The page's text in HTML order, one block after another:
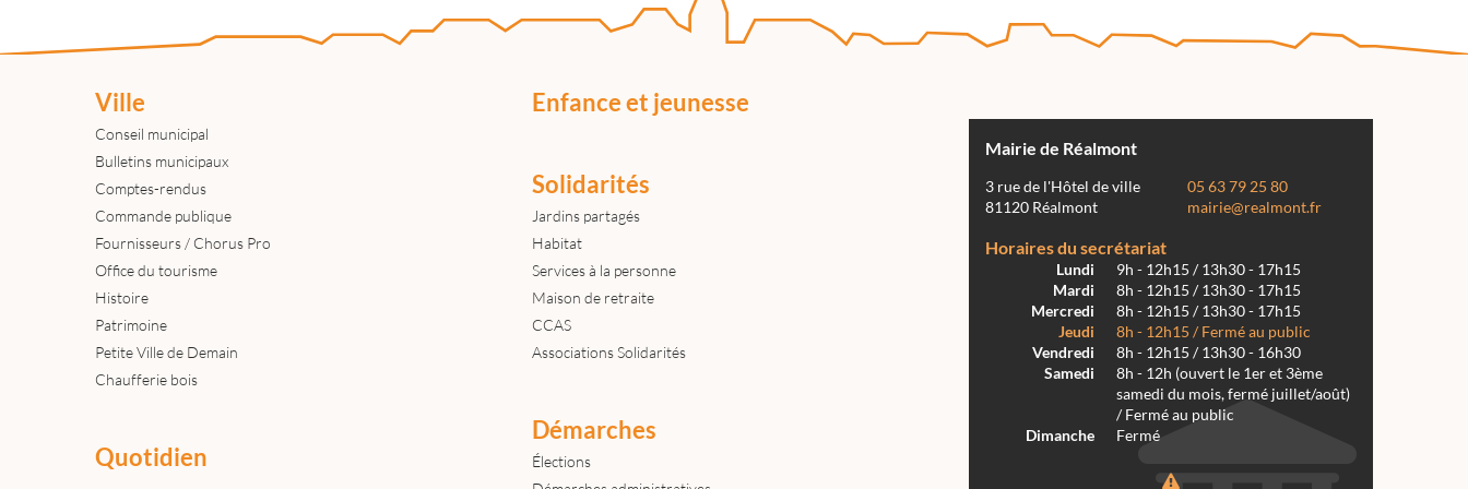
Ville
Conseil municipal
Bulletins municipaux
Comptes-rendus
Commande publique
Fournisseurs / Chorus Pro
Office du tourisme
Histoire
Patrimoine
Petite Ville de Demain
Chaufferie bois
Quotidien
Enfance et jeunesse
Solidarités
Jardins partagés
Habitat
Services à la personne
Maison de retraite
CCAS
Associations Solidarités
Démarches
Élections
Mairie de Réalmont
3 rue de l'Hôtel de ville
81120 Réalmont
05 63 79 25 80
mairie@realmont.fr
Horaires du secrétariat
Lundi
9h - 12h15 / 13h30 - 17h15
Mardi
8h - 12h15 / 13h30 - 17h15
Mercredi
8h - 12h15 / 13h30 - 17h15
Jeudi
8h - 12h15 / Fermé au public
Vendredi
8h - 12h15 / 13h30 - 16h30
Samedi
8h - 12h (ouvert le 1er et 3ème
samedi du mois, fermé juillet/août)
/ Fermé au public
Dimanche
Fermé